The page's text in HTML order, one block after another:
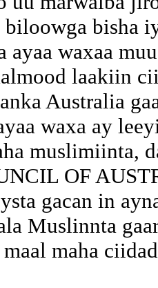
bisha
ayaa waxaa
laakiin
Australia
waxa ay
muslimiinta,
OF
gacan in
Muslinnta
maha